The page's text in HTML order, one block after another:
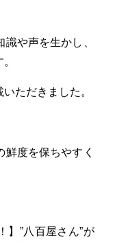
識や声を生かし、
ただきました。
鮮度を保ちやすく
】”八百屋さん”が